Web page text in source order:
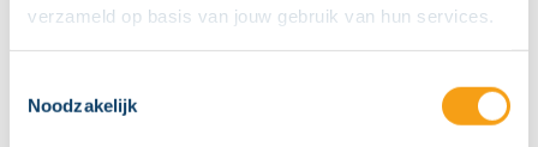
verzameld op basis van jouw gebruik van hun services.
Noodzakelijk
Ga naar de website